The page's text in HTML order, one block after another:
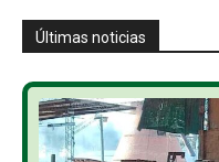
Últimas noticias